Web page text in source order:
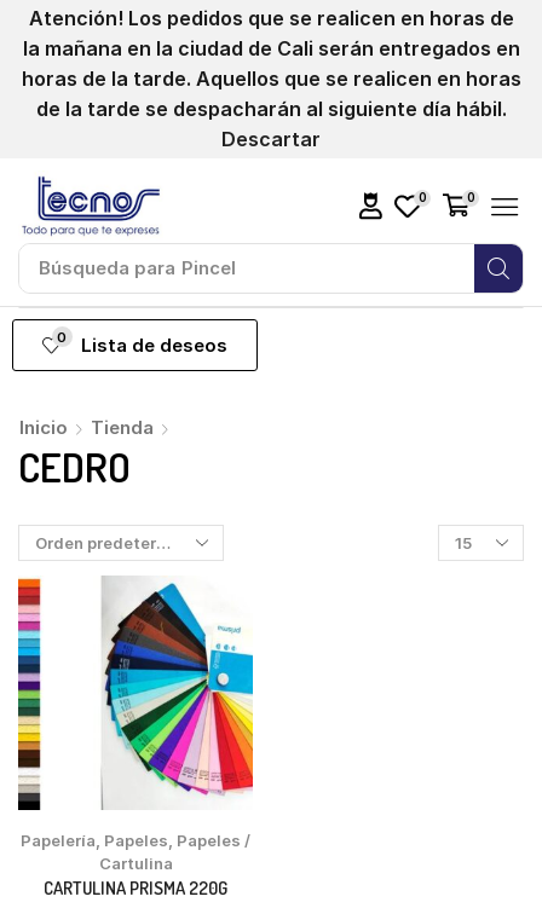
Atención! Los pedidos que se realicen en horas de
la mañana en la ciudad de Cali serán entregados en
horas de la tarde. Aquellos que se realicen en horas
de la tarde se despacharán al siguiente día hábil.
Descartar
Búsqueda para Pincel
0 0
0 Lista de deseos
Inicio Tienda
CEDRO
Papelería, Papeles, Papeles /
Cartulina
CARTULINA PRISMA 220G